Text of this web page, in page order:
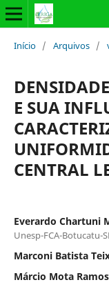
Início / Arquivos /
E SUA
CENTRAL
Everardo Chartuni
Unesp-FCA-Botucatu-
Marconi Batista
Márcio Mota Ramos